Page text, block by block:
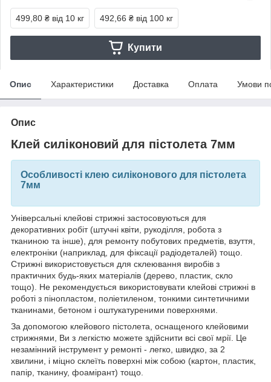
499,80 ₴ від 10 кг 492,66 ₴ від 100 кг
Купити
Опис Характеристики Доставка Оплата Умови
Опис
Клей силіконовий для пістолета 7мм
Особливості клею силіконового для пістолета
7мм
Універсальні клейові стрижні застосовуються для
декоративних робіт (штучні квіти, рукоділля, робота з
тканиною та інше), для ремонту побутових предметів, взуття,
електроніки (наприклад, для фіксації радіодеталей) тощо.
Стрижні використовується для склеювання виробів з
практичних будь-яких матеріалів (дерево, пластик, скло
тощо). Не рекомендується використовувати клейові стрижні в
роботі з пінопластом, поліетиленом, тонкими синтетичними
тканинами, бетоном і оштукатуреними поверхнями.
За допомогою клейового пістолета, оснащеного клейовими
стрижнями, Ви з легкістю можете здійснити всі свої мрії. Це
незамінний інструмент у ремонті - легко, швидко, за 2
хвилини, і міцно склеїть поверхні між собою (картон, пластик,
папір, тканину, фоамірант) тощо.